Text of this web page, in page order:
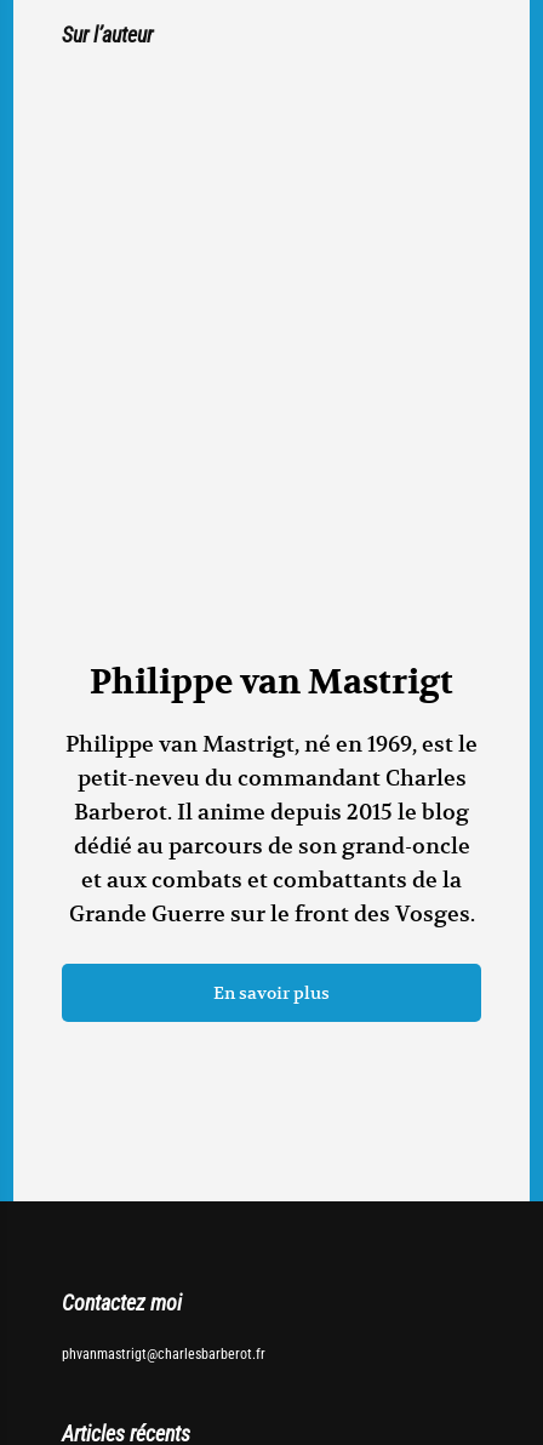
Sur l’auteur
Philippe van Mastrigt
Philippe van Mastrigt, né en 1969, est le
petit-neveu du commandant Charles
Barberot. Il anime depuis 2015 le blog
dédié au parcours de son grand-oncle
et aux combats et combattants de la
Grande Guerre sur le front des Vosges.
En savoir plus
Contactez moi
phvanmastrigt@charlesbarberot.fr
Articles récents